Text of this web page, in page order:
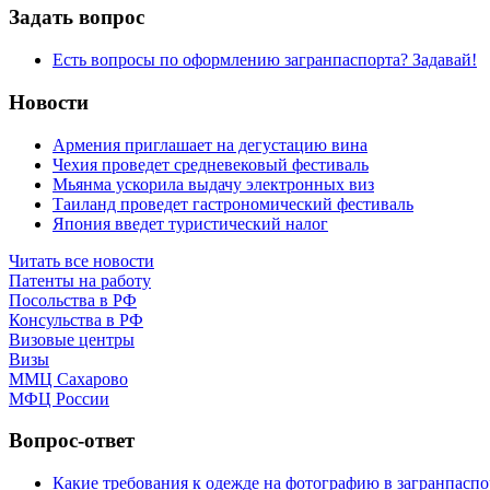
Задать вопрос
Есть вопросы по оформлению загранпаспорта? Задавай!
Новости
Армения приглашает на дегустацию вина
Чехия проведет средневековый фестиваль
Мьянма ускорила выдачу электронных виз
Таиланд проведет гастрономический фестиваль
Япония введет туристический налог
Читать все новости
Патенты на работу
Посольства в РФ
Консульства в РФ
Визовые центры
Визы
ММЦ Сахарово
МФЦ России
Вопрос-ответ
Какие требования к одежде на фотографию в